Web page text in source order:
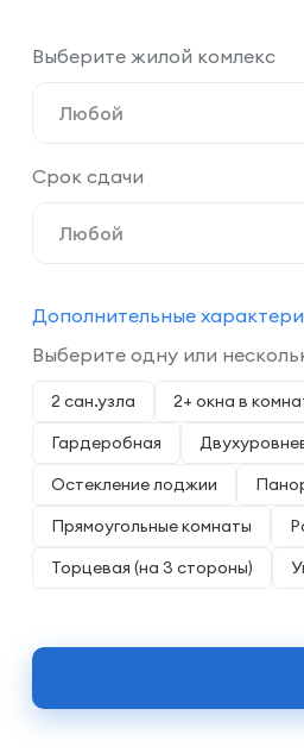
Выберите жилой комлекс
Любой
Срок сдачи
Любой
Дополнительные
Выберите одну или
2 сан.узла 2+ окна в
Гардеробная
Остекление лоджии
Прямоугольные комнаты
Торцевая (на 3 стороны)